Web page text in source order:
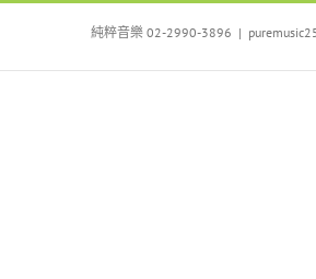
Skip
純粹音樂 02-2990-3896 |